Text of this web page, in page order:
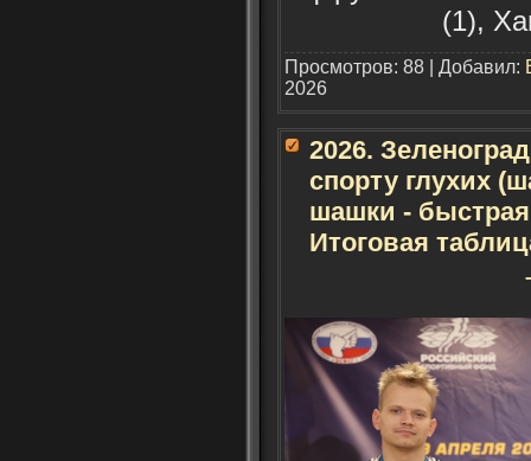
(1),
Просмотров: 88 | Добавил:
2026
2026.
спорту глухих
шашки -
Итоговая